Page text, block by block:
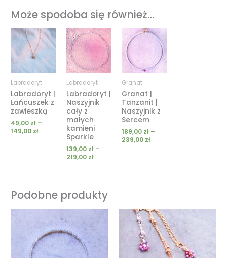
Może spodoba się również…
Labradoryt
Labradoryt |
Łańcuszek z
zawieszką
49,00 zł –
149,00 zł
Zakres
cen:
od
49,00 zł
do
149,00 zł
Labradoryt
Labradoryt |
Naszyjnik
cały z
małych
kamieni
Sparkle
139,00 zł –
219,00 zł
Zakres
cen:
od
139,00 zł
do
219,00 zł
Granat
Granat |
Tanzanit |
Naszyjnik z
Sercem
189,00 zł –
239,00 zł
Zakres
cen:
od
189,00 zł
do
239,00 zł
Podobne produkty
cen:
od
59,00 zł
do
159,00 zł